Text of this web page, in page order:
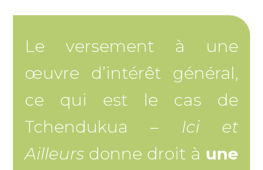
Le versement à une
œuvre d’intérêt général,
ce qui est le cas de
Tchendukua – Ici et
Ailleurs donne droit à une